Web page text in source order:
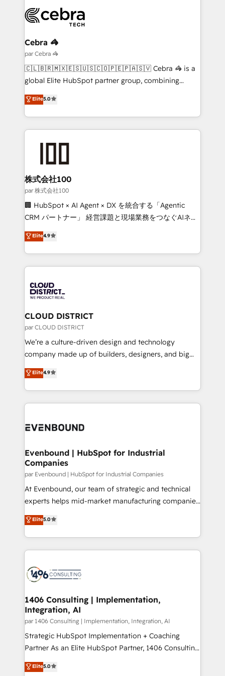
Partner Elite con +700 implementaciones en LATAM.
Implementation & Migration · Native & Custom
Reporting & Analytics · GTM Architecture · Sales &
Marketing Enablement If you’re ready to elevate
HubSpot from “just your CRM” to your growth
infrastructure—let’s talk.
Cebra 🦓
par Cebra 🦓
🇨🇱🇧🇷🇲🇽🇪🇸🇺🇸🇨🇴🇵🇪🇵🇦🇸🇻 Cebra 🦓 is a
global Elite HubSpot partner group, combining
technology, marketing and media expertise across
Latin America and Southern Europe, with teams
across 9 countries. Born in Chile, we combine local
insight with international reach to help businesses
grow. For over 12 years, we’ve delivered 500+
solutions that integrate CRM, AI automation, inbound
and loop marketing, content, and digital creativity.
Our multicultural team works in Spanish, Portuguese,
and English to design scalable strategies that drive
measurable growth. 🌎 Highlights: • 10+ years as a
Migration Excellence. • Top 3 Partner of the Year
LATAM 2022, 2023, 2024, 2025. • Partner of the Year
with HubSpot? Let Cebra’s experts help you grow
faster, smarter, and with impact.
Elite5.0
株式会社100
par 株式会社100
🏢 HubSpot × AI Agent × DX を統合する「Agentic
CRM パートナー」 経営課題と現場業務をつなぐAIネイ
ティブ・エージェンシーとして、HubSpot Eliteの実装
力で顧客フロント業務を再設計します。 💡 100inc は何
をする会社か？ HubSpotを共通基盤に、AIエージェン
トを組み込んだ顧客フロント業務（マーケティング・営
ィブ・エージェンシーです。事業部・グループ会社・部
門が分立する組織で、データと業務プロセスのサイロ化
を、CRMを軸とした全社共通基盤に再構築します。意
思決定者・PMO・現場担当者に並走します。 1️⃣
HubSpot導入・活用支援 顧客データの一元化から、
GTMの見える化・自動化まで。全Hub統合運用、デー
2️⃣ AIエージェント組織構築 営業・マーケティング業務
の一部をAIが自律実行する組織への移行を設計・実装。
DX × AI推進のPMO伴走支援 複数部門をまたぐDX×AI変
の統合・浸透・変革管理を実行します。 ▸ CMS戦略設
計・構築：リード獲得・CVR・SEOを前提にした情報設
提供。 ▸ 既存CRM・MAからの移行支援：Salesforce・
Marketo・Pardot等からの移行、カスタム設計、履歴
データ移行と活用設計まで。 ▸ AEO対応：ChatGPT・
か？ ✓ HubSpot Eliteパートナー認定 ✓ HubSpotアワ
ード受賞・HUGリーダー ✓ ISO27001:2022 /
ISO9001:2015 取得 ✓ 400社以上の導入実績 ✓
状整理の壁打ちなど、構想段階からお気軽にお問い合わ
せください。
Elite4.9
CLOUD DISTRICT
par CLOUD DISTRICT
We’re a culture-driven design and technology
company made up of builders, designers, and big
thinkers. We blend strategy, design, and
development—always fueled by curiosity—to turn
ideas, opportunities, and challenges into meaningful
experiences. To us, technology is more than just
and—most importantly—simple. That’s why we lean
products and strategies that actually make a
difference.
Elite4.9
Evenbound | HubSpot for Industrial
Companies
par Evenbound | HubSpot for Industrial Companies
At Evenbound, our team of strategic and technical
experts helps mid-market manufacturing companies
achieve real growth. We specialize in delivering
tailored solutions that drive results by leveraging
HubSpot’s platform and data to fuel success.
Technical Solutions: - HubSpot Technical Consulting -
Onboarding - Data Migration & Integrations -
Technical Audit & Optimization Strategic Solutions: -
Revenue Operations - Inbound Marketing -
Outbound Marketing - HubSpot CMS Website
Design & Development We empower our clients to
reach their full potential by providing transparent,
relationship-driven support. With over 300 HubSpot
technical know-how and strategic guidance you
Elite5.0
1406 Consulting | Implementation,
Integration, AI
par 1406 Consulting | Implementation, Integration, AI
Strategic HubSpot Implementation + Coaching
Partner As an Elite HubSpot Partner, 1406 Consulting
helps mid-market revenue teams transform how
they sell, market, and serve. We don't just build your
Elite5.0